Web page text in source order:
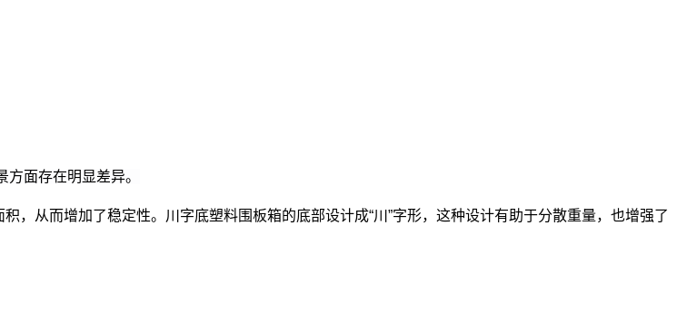
面存在明显差异。
，从而增加了稳定性。川字底塑料围板箱的底部设计成“川”字形，这种设计有助于分散重量，也增强了